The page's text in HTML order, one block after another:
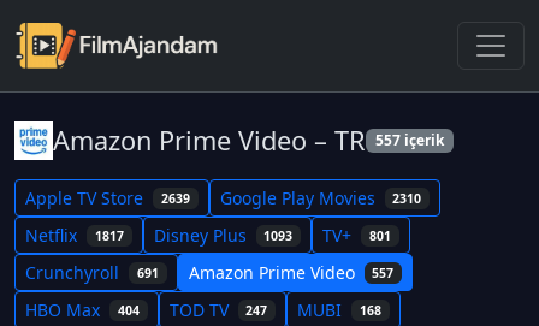
Amazon Prime Video – TR 557 içerik
Apple TV Store 2639 Google Play Movies 2310
Netflix 1817 Disney Plus 1093 TV+ 801
Crunchyroll 691 Amazon Prime Video 557
HBO Max 404 TOD TV 247 MUBI 168